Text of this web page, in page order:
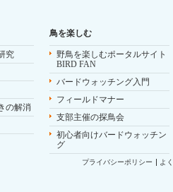
究
の解消
鳥を楽しむ
野鳥を楽しむポータルサイト
BIRD FAN
バードウォッチング入門
フィールドマナー
支部主催の探鳥会
初心者向けバードウォッチン
グ
プライバシーポリシー よ